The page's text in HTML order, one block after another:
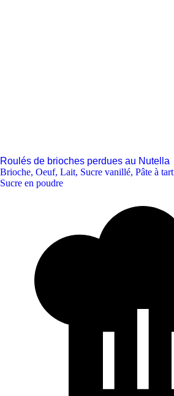
Roulés de brioches perdues au Nutella
Brioche, Oeuf, Lait, Sucre vanillé, Pâte à
Sucre en poudre